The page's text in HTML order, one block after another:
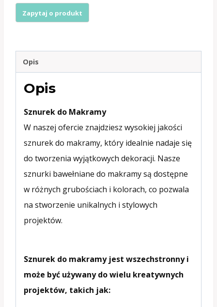
bawełniany
3mm
sunflower
SB90
Opis
Opis
Sznurek do Makramy
W naszej ofercie znajdziesz wysokiej jakości
sznurek do makramy, który idealnie nadaje się
do tworzenia wyjątkowych dekoracji. Nasze
sznurki bawełniane do makramy są dostępne
w różnych grubościach i kolorach, co pozwala
na stworzenie unikalnych i stylowych
projektów.
Sznurek do makramy jest wszechstronny i
może być używany do wielu kreatywnych
projektów, takich jak: